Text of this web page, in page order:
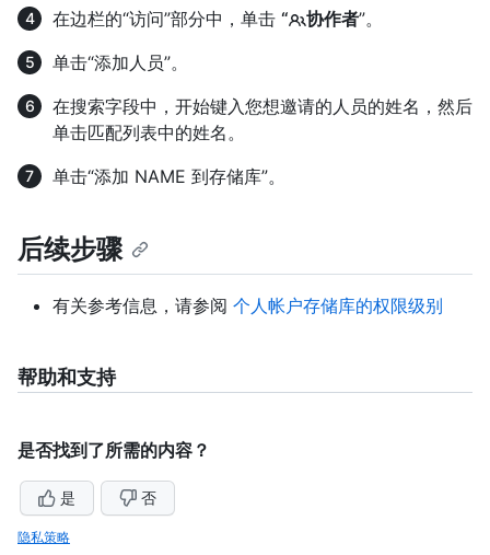
在边栏的“访问”部分中，单击 “ 协作者”。
单击“添加人员”。
在搜索字段中，开始键入您想邀请的人员的姓名，然后
单击匹配列表中的姓名。
单击“添加 NAME 到存储库”。
后续步骤
有关参考信息，请参阅 个人帐户存储库的权限级别
帮助和支持
是否找到了所需的内容？
是 否
隐私策略